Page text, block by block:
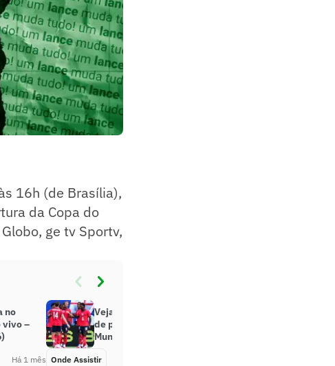
16h (de Brasília),
da Copa do
ge tv Sportv,
no
vivo –
Há 1 mês
Veja onde assistir aos amistosos
de preparação para a Copa do
Mundo nesta quarta-feira (10/06)
Onde Assistir